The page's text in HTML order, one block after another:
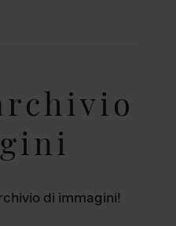
di immagini!